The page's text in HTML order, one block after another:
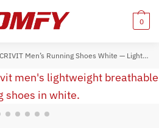
0
CRIVIT Men’s Running Shoes White — Lightweight Breathable Sports Sneaker